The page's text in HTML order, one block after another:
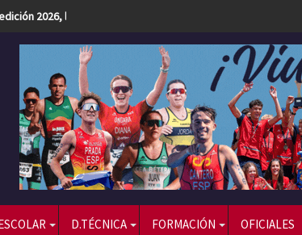
2026, la más numerosa hasta la fecha
D.TÉCNICA FORMACIÓN OFICIALES